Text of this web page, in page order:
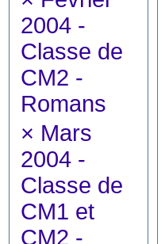
2004 -
Classe de
CM2 -
Romans
× Mars
2004 -
Classe de
CM1 et
CM2 -